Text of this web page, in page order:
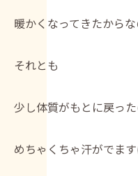
暖かくなってきたから
それとも
少し体質がもとに戻っ
めちゃくちゃ汗がでま